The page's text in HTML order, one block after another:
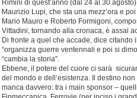
Rimini di quest’anno (dal 24 al 30
Maurizio Lupi, che sta una mezz’ora e
Mario Mauro e Roberto Formigoni,
Vittadini, tornando alla cronaca, è assai
Di fronte a quel che accade, dice citando
“organizza guerre ventennali e poi si
“cambia la storia”.
Ebbene, il potere del cuore ci sarà
del mondo e dell’esistenza. Il destino
manca davvero: tra i main sponsor –